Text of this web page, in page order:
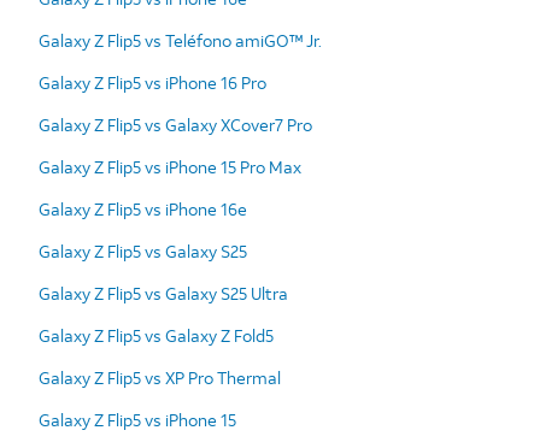
Galaxy Z Flip5 vs Teléfono amiGO™ Jr.
Galaxy Z Flip5 vs iPhone 16 Pro
Galaxy Z Flip5 vs Galaxy XCover7 Pro
Galaxy Z Flip5 vs iPhone 15 Pro Max
Galaxy Z Flip5 vs iPhone 16e
Galaxy Z Flip5 vs Galaxy S25
Galaxy Z Flip5 vs Galaxy S25 Ultra
Galaxy Z Flip5 vs Galaxy Z Fold5
Galaxy Z Flip5 vs XP Pro Thermal
Galaxy Z Flip5 vs iPhone 15